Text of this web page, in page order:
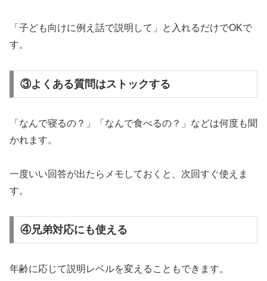
「子ども向けに例え話で説明して」と入れるだけでOKで
す。
③よくある質問はストックする
「なんで寝るの？」「なんで食べるの？」などは何度も聞
かれます。
一度いい回答が出たらメモしておくと、次回すぐ使えま
す。
④兄弟対応にも使える
年齢に応じて説明レベルを変えることもできます。